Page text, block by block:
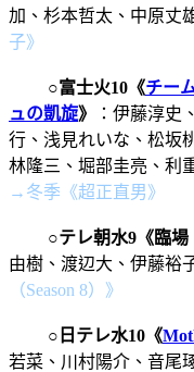
加、杉本哲太、中原丈
子》
○富士火10《チー
ュの凱旋》 ： 伊藤淳史
行、浅見れいな、松坂
林隆三、堀部圭亮、利
→冬季《超正直男》
○テレ朝水9《臨場
由樹、渡辺大、伊藤裕
（Season 8）》
○ 日テレ水10《
若菜、川村陽介、音尾